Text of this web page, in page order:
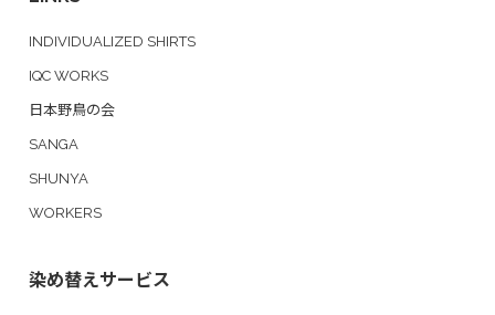
INDIVIDUALIZED SHIRTS
IQC WORKS
日本野鳥の会
SANGA
SHUNYA
WORKERS
染め替えサービス